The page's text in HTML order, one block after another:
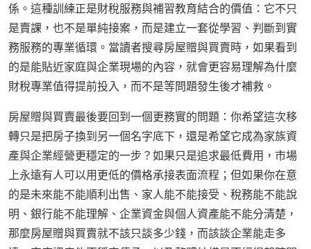
係。這種訓練正是財稅服務與補習教育結合的價值：它不只
是賣課，也不是單純接案，而是建立一套從學習、判斷到實
務服務的專業循環。當讀者搜尋房屋贈與買賣時，如果看到
的是能貼近家庭與企業現場的內容，就會更容易理解為什麼
財稅專業值得提前投入，而不是等問題發生後才補救。
房屋贈與買賣最後要回到一個更務實的問題：你希望這次移
轉只是把房子換到另一個名字底下，還是希望它成為家族資
產與企業經營更穩定的一步？如果只是追求最低費用，市場
上永遠有人可以用更低的價格承接表面流程；但如果你在意
的是未來能不能順利出售、家人能不能接受、稅務能不能說
明、銀行能不能理解、企業資金與個人資產能不能分清楚，
那麼房屋贈與買賣就不該只談多少錢，而該談企業能走多